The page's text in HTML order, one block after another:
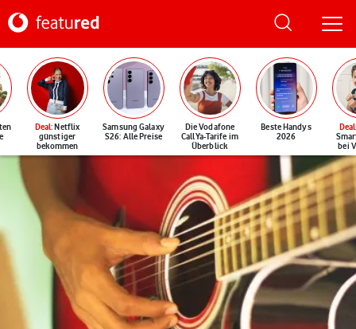
Deal: Netflix
günstiger
bekommen
Samsung Galaxy
S26: Alle Preise
Die Vodafone
CallYa-Tarife im
Überblick
Beste Handys
2026
Deal
bei